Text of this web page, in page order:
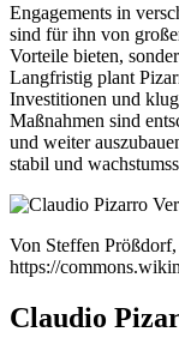
Engagements in
sind für ihn von
Vorteile bieten,
Langfristig plant
Investitionen und
Maßnahmen sind
und weiter
stabil und
Von Steffen
https://
Claudio